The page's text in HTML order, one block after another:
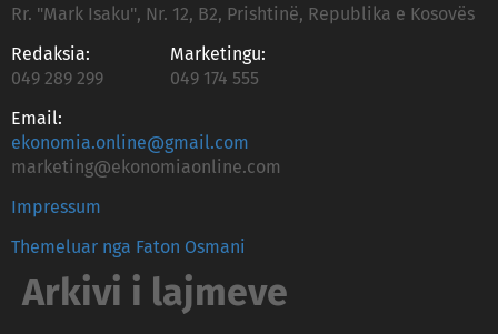
Rr. "Mark Isaku", Nr. 12, B2, Prishtinë, Republika e Kosovës
Redaksia:
049 289 299
Marketingu:
049 174 555
Email:
ekonomia.online@gmail.com
marketing@ekonomiaonline.com
Impressum
Themeluar nga Faton Osmani
Arkivi i lajmeve